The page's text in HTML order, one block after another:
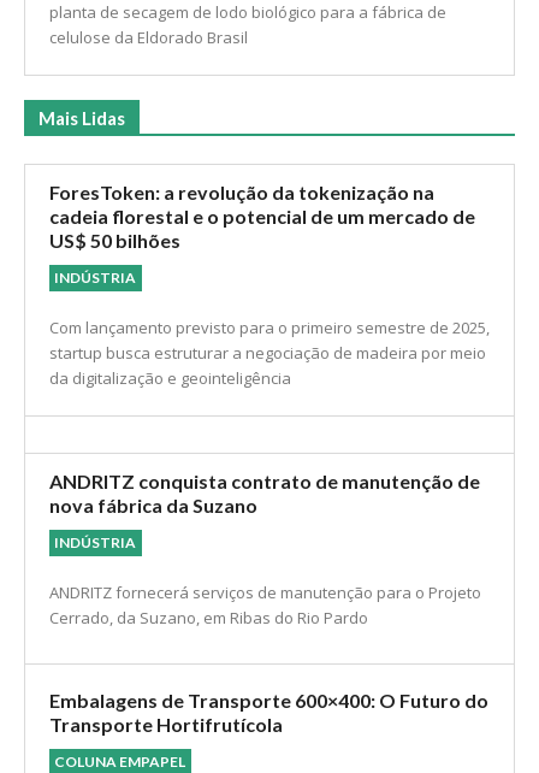
planta de secagem de lodo biológico para a fábrica de
celulose da Eldorado Brasil
Mais Lidas
ForesToken: a revolução da tokenização na
cadeia florestal e o potencial de um mercado de
US$ 50 bilhões
INDÚSTRIA
Com lançamento previsto para o primeiro semestre de 2025,
startup busca estruturar a negociação de madeira por meio
da digitalização e geointeligência
ANDRITZ conquista contrato de manutenção de
nova fábrica da Suzano
INDÚSTRIA
ANDRITZ fornecerá serviços de manutenção para o Projeto
Cerrado, da Suzano, em Ribas do Rio Pardo
Embalagens de Transporte 600×400: O Futuro do
Transporte Hortifrutícola
COLUNA EMPAPEL